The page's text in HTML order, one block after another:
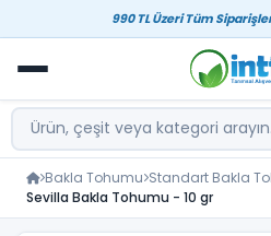
990 TL Üzeri Tüm
Bakla Tohumu Standart Bakla
Sevilla Bakla Tohumu - 10 gr